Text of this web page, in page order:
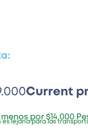
Current
por $14.000
es lejana para las